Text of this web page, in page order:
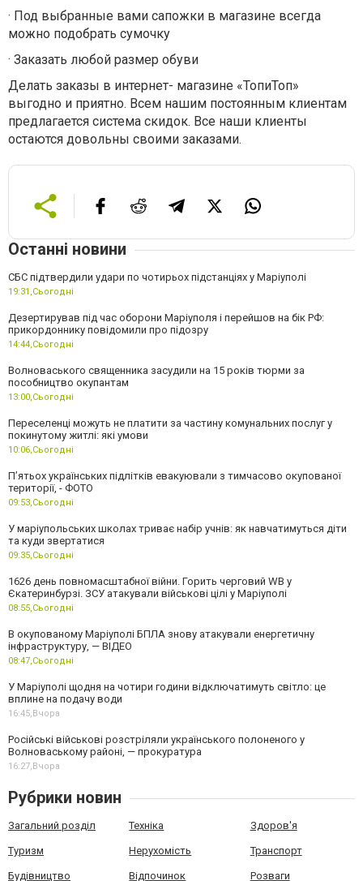
· Под выбранные вами сапожки в магазине всегда
можно подобрать сумочку
· Заказать любой размер обуви
Делать заказы в интернет- магазине «ТопиТоп»
выгодно и приятно. Всем нашим постоянным клиентам
предлагается система скидок. Все наши клиенты
остаются довольны своими заказами.
Останні новини
СБС підтвердили удари по чотирьох підстанціях у Маріуполі
19:31,Сьогодні
Дезертирував під час оборони Маріуполя і перейшов на бік РФ:
прикордоннику повідомили про підозру
14:44,Сьогодні
Волноваського священника засудили на 15 років тюрми за
пособництво окупантам
13:00,Сьогодні
Переселенці можуть не платити за частину комунальних послуг у
покинутому житлі: які умови
10:06,Сьогодні
П’ятьох українських підлітків евакуювали з тимчасово окупованої
території, - ФОТО
09:53,Сьогодні
У маріупольських школах триває набір учнів: як навчатимуться діти
та куди звертатися
09:35,Сьогодні
1626 день повномасштабної війни. Горить черговий WB у
Єкатеринбурзі. ЗСУ атакували військові цілі у Маріуполі
08:55,Сьогодні
В окупованому Маріуполі БПЛА знову атакували енергетичну
інфраструктуру, — ВІДЕО
08:47,Сьогодні
У Маріуполі щодня на чотири години відключатимуть світло: це
вплине на подачу води
16:45,Вчора
Російські військові розстріляли українського полоненого у
Волноваському районі, — прокуратура
16:27,Вчора
Рубрики новин
Загальний розділ Техніка Здоров'я
Туризм Нерухомість Транспорт
Будівництво Відпочинок Розваги